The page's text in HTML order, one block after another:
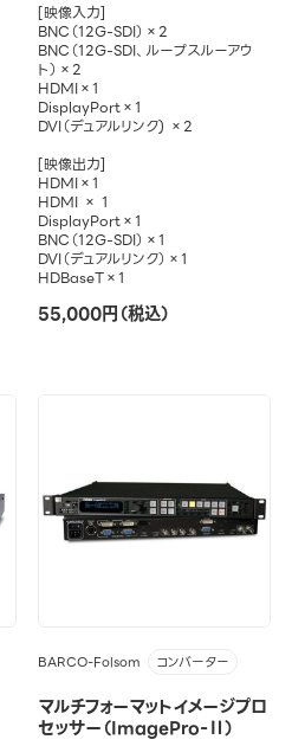
[映像入力]
BNC（12G-SDI）×2
BNC（12G-SDI、ループスルーアウ
ト）×2
HDMI×1
DisplayPort×1
DVI（デュアルリンク) ×2
[映像出力]
HDMI×1
HDMI × 1
DisplayPort×1
BNC（12G-SDI）×1
DVI（デュアルリンク）×1
HDBaseT×1
55,000円（税込）
BARCO-Folsom コンバーター
マルチフォーマットイメージプロ
セッサー（ImagePro-Ⅱ）